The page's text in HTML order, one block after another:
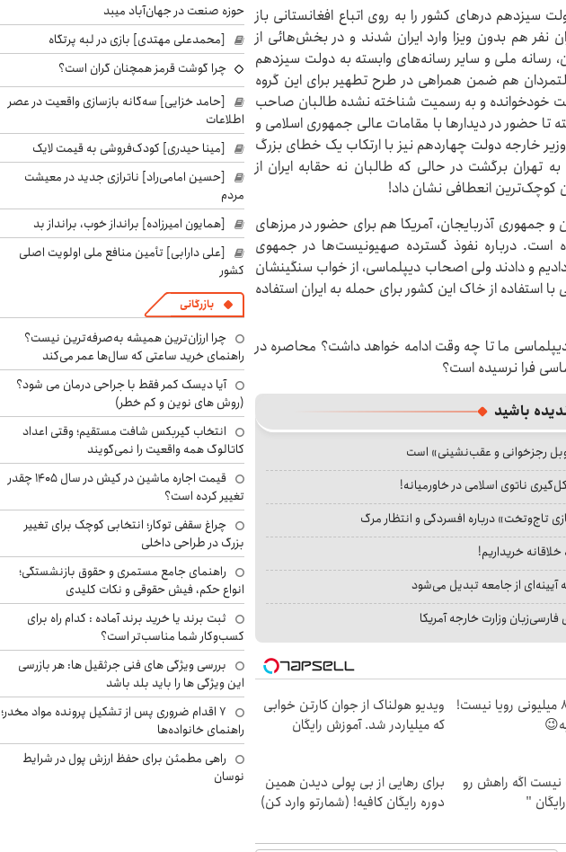
سیزدهم درهای کشور را به روی اتباع افغانستانی باز
نفر هم بدون ویزا وارد ایران شدند و در بخش‌هائی از
رسانه ملی و سایر رسانه‌های وابسته به دولت سیزدهم
هم ضمن همراهی در طرح تطهیر برای این گروه
خودخوانده و به رسمیت شناخته نشده طالبان صاحب
تا حضور در دیدارها با مقامات عالی‌ جمهوری اسلامی و
خارجه دولت چهاردهم نیز با ارتکاب یک خطای بزرگ
برگشت در حالی که طالبان نه حقابه ایران از
کوچک‌ترین انعطافی نشان داد!
و جمهوری آذربایجان، آمریکا هم برای حضور در مرزهای
درباره نفوذ گسترده صهیونیست‌ها در جمهوی
و دادند ولی اصحاب دیپلماسی، از خواب سنگینشان
رژیم صهیونیستی با استفاده از خاک این کشور برای حمله به ایران استفاده
ما تا چه وقت ادامه خواهد داشت؟ محاصره در
فرا نرسیده است؟
باشید
رجزخوانی و عقب‌نشینی» است
ناتوی اسلامی در خاورمیانه!
تاج‌وتخت» درباره افسردگی و انتظار مرگ
خریداریم!
آیینه‌ای از جامعه تبدیل می‌شود
وزارت خارجه آمریکا
درآمد ماهی 800 میلیونی رویا نیست!
ویدیو هولناک از جوان کارتن خوابی
که میلیاردر شد. آموزش رایگان
اگه راهش رو
"
برای رهایی از بی پولی دیدن همین
دوره رایگان کافیه! (شمارتو وارد کن)
حوزه صنعت در جهان‌آباد میبد
[محمدعلی مهتدی] بازی در لبه پرتگاه
چرا گوشت قرمز همچنان گران است؟
[حامد خزایی] سه‌گانه بازسازی واقعیت در عصر
اطلاعات
[مینا حیدری] کودک‌فروشی به قیمت لایک
[حسین امامی‌راد] ناترازی جدید در معیشت
مردم
[همایون امیرزاده] برانداز خوب، برانداز بد
[علی دارابی] تأمین منافع ملی اولویت اصلی
کشور
بازرگانی
چرا ارزان‌ترین همیشه به‌صرفه‌ترین نیست؟
راهنمای خرید ساعتی که سال‌ها عمر می‌کند
آیا دیسک کمر فقط با جراحی درمان می شود؟
(روش های نوین و کم خطر)
انتخاب گیربکس شافت مستقیم؛ وقتی اعداد
کاتالوگ همه واقعیت را نمی‌گویند
قیمت اجاره ماشین در کیش در سال ۱۴۰۵ چقدر
تغییر کرده است؟
چراغ سقفی توکار؛ انتخابی کوچک برای تغییر
بزرگ در طراحی داخلی
راهنمای جامع مستمری و حقوق بازنشستگی؛
انواع حکم، فیش حقوقی و نکات کلیدی
ثبت برند یا خرید برند آماده : کدام راه برای
کسب‌وکار شما مناسب‌تر است؟
بررسی ویژگی های فنی جرثقیل ها: هر بازرسی
این ویژگی ها را باید بلد باشد
۷ اقدام ضروری پس از تشکیل پرونده مواد مخدر؛
راهنمای خانواده‌ها
راهی مطمئن برای حفظ ارزش پول در شرایط
نوسان